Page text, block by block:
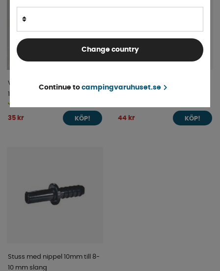
Vinkelkoppling med stuss
10mm - slang 10mm
35 kr KÖP!
Snabbkoppling vinkel 12 mm
44 kr KÖP!
Stuss med nippel 10mm till 8-
10 mm slang
Change country
Continue to campingvaruhuset.se